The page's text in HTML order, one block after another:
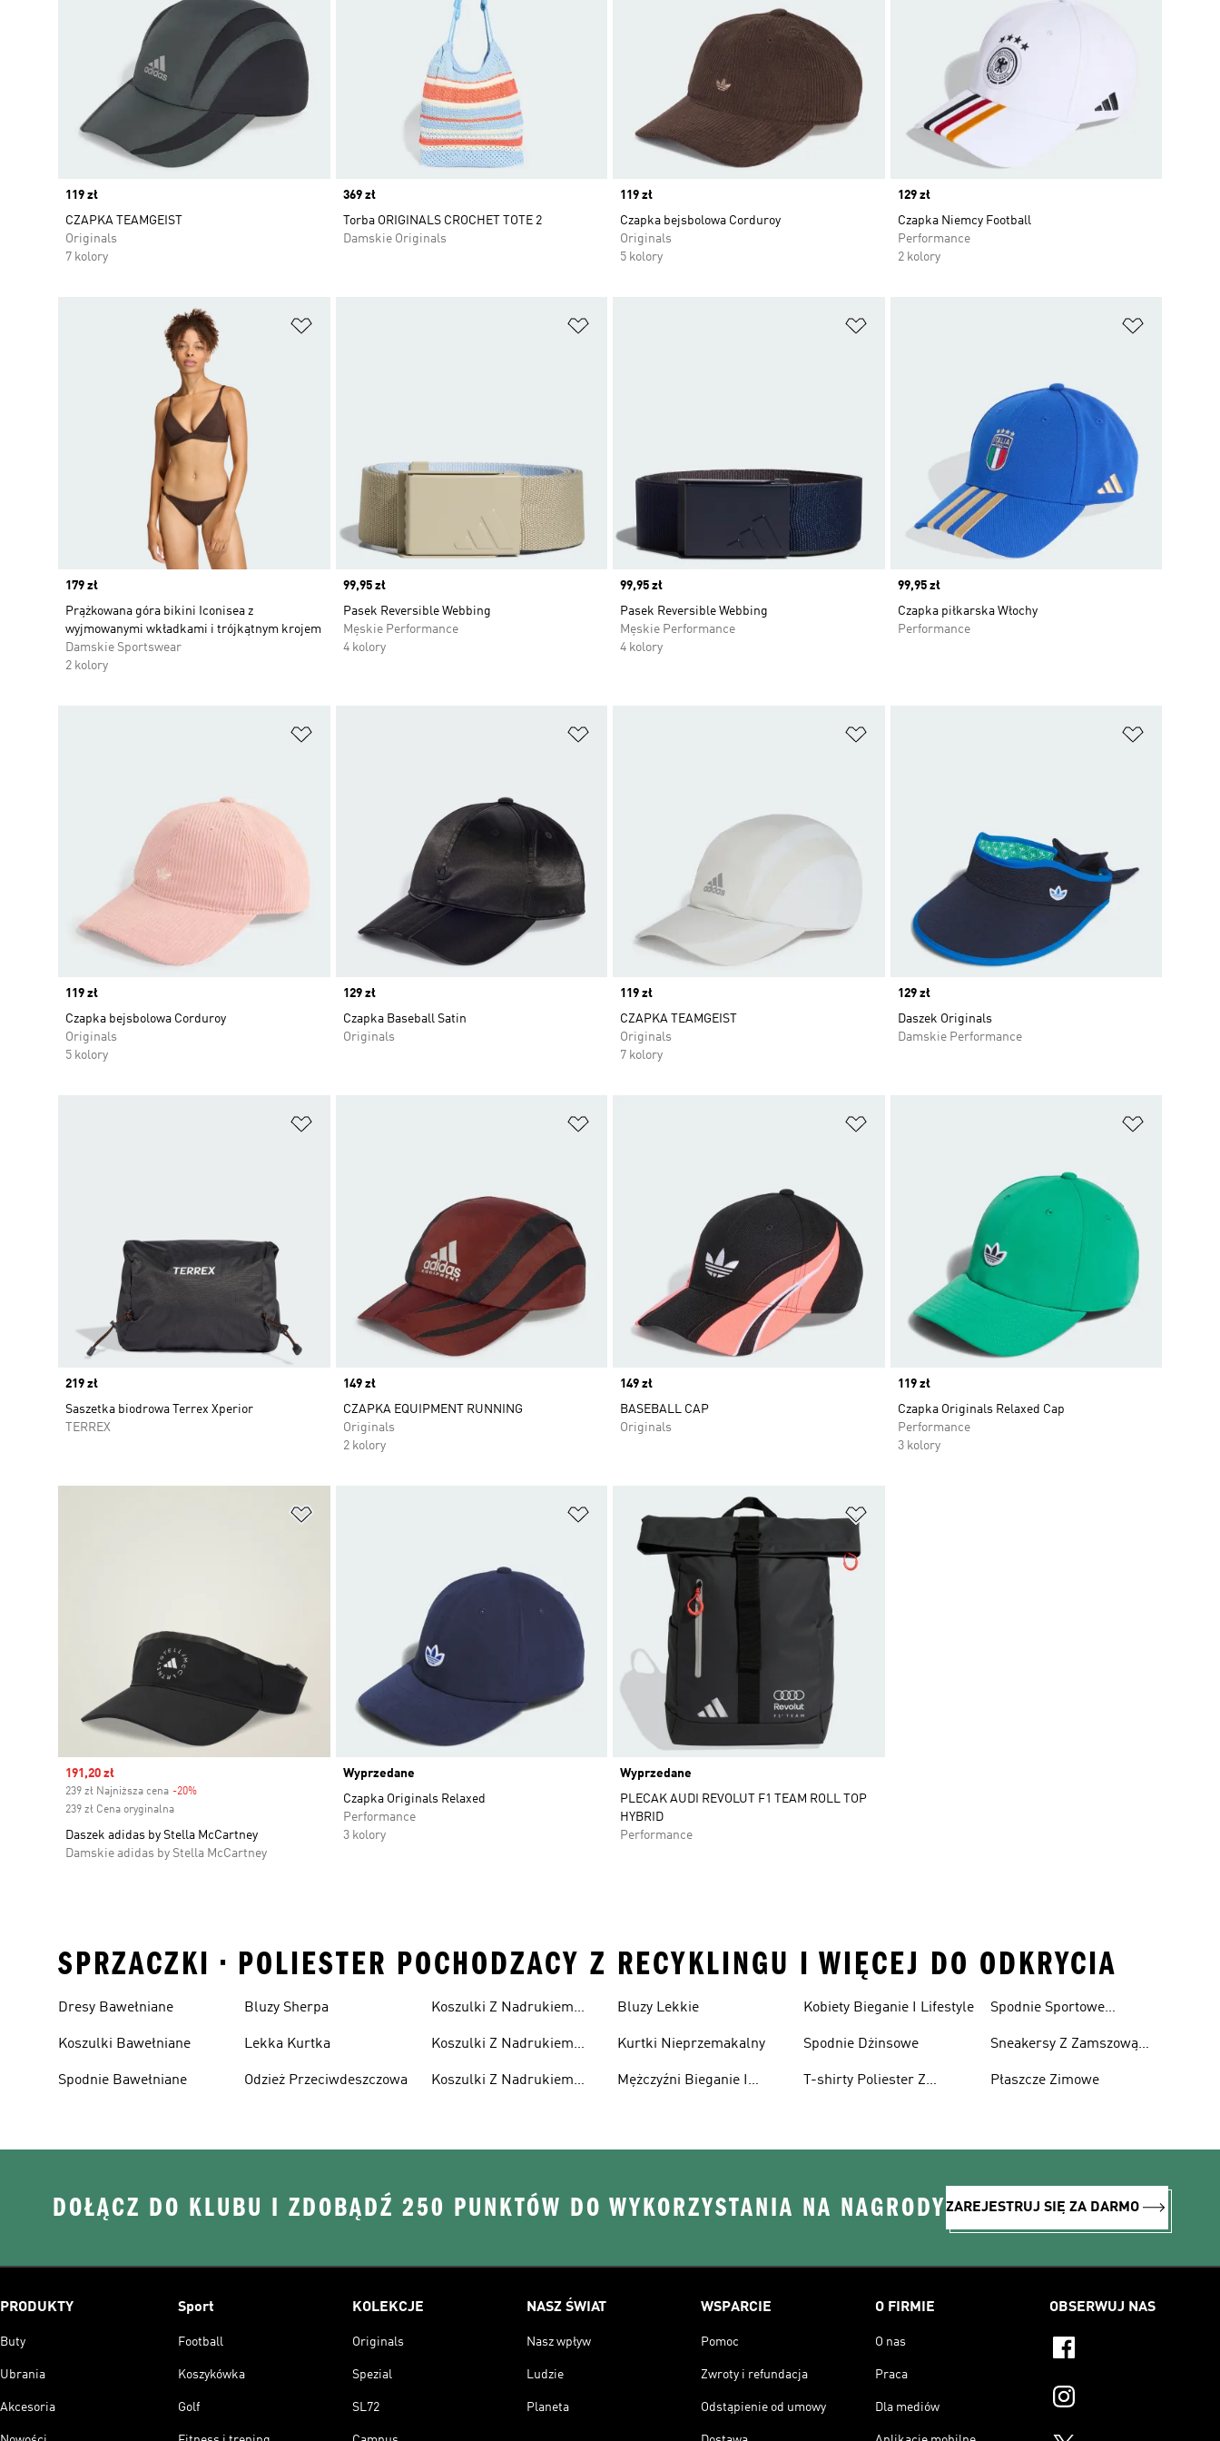
Price
119 zł
CZAPKA TEAMGEIST
Originals
7 kolory
Price
369 zł
Torba ORIGINALS CROCHET TOTE 2
Damskie Originals
Price
119 zł
Czapka bejsbolowa Corduroy
Originals
5 kolory
Price
129 zł
Czapka Niemcy Football
Performance
2 kolory
Price
179 zł
Prążkowana góra bikini Iconisea z
wyjmowanymi wkładkami i trójkątnym krojem
Damskie Sportswear
2 kolory
Price
99,95 zł
Pasek Reversible Webbing
Męskie Performance
4 kolory
Price
99,95 zł
Pasek Reversible Webbing
Męskie Performance
4 kolory
Price
99,95 zł
Czapka piłkarska Włochy
Performance
Price
119 zł
Czapka bejsbolowa Corduroy
Originals
5 kolory
Price
129 zł
Czapka Baseball Satin
Originals
Price
119 zł
CZAPKA TEAMGEIST
Originals
7 kolory
Price
129 zł
Daszek Originals
Damskie Performance
Price
219 zł
Saszetka biodrowa Terrex Xperior
TERREX
Price
149 zł
CZAPKA EQUIPMENT RUNNING
Originals
2 kolory
Price
149 zł
BASEBALL CAP
Originals
Price
119 zł
Czapka Originals Relaxed Cap
Performance
3 kolory
Sale price
191,20 zł
239 zł Najniższa cena -20%
239 zł Cena oryginalna
Daszek adidas by Stella McCartney
Damskie adidas by Stella McCartney
Wyprzedane
Czapka Originals Relaxed
Performance
3 kolory
Wyprzedane
PLECAK AUDI REVOLUT F1 TEAM ROLL TOP
HYBRID
Performance
SPRZACZKI • POLIESTER POCHODZACY Z RECYKLINGU I WIĘCEJ DO ODKRYCIA
Dresy Bawełniane
Koszulki Bawełniane
Spodnie Bawełniane
Bluzy Sherpa
Lekka Kurtka
Odzież Przeciwdeszczowa
Koszulki Z Nadrukiem
Koszulki Z Nadrukiem
Koszulki Z Nadrukiem
Bluzy Lekkie
Kurtki Nieprzemakalny
Mężczyźni Bieganie I
Kobiety Bieganie I Lifestyle
Spodnie Dżinsowe
T-shirty Poliester Z
Spodnie Sportowe
Sneakersy Z Zamszową
Płaszcze Zimowe
DOŁĄCZ DO KLUBU I ZDOBĄDŹ 250 PUNKTÓW DO WYKORZYSTANIA NA NAGRODYZAREJESTRUJ SIĘ ZA DARMO
PRODUKTY
Buty
Ubrania
Akcesoria
Sport
Football
Koszykówka
Golf
KOLEKCJE
Originals
Spezial
SL72
NASZ ŚWIAT
Nasz wpływ
Ludzie
Planeta
WSPARCIE
Pomoc
Zwroty i refundacja
Odstąpienie od umowy
O FIRMIE
O nas
Praca
Dla mediów
OBSERWUJ NAS